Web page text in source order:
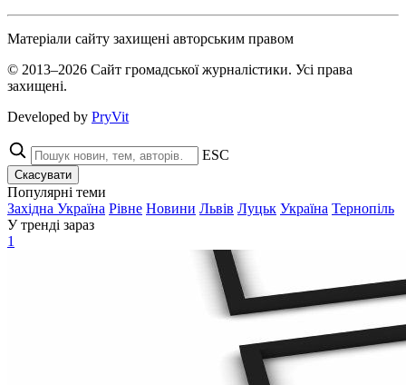
Матеріали сайту захищені авторським правом
© 2013–2026 Сайт громадської журналістики. Усі права
захищені.
Developed by PryVit
ESC
Скасувати
Популярні теми
Західна Україна Рівне Новини Львів Луцьк Україна Тернопіль
У тренді зараз
1